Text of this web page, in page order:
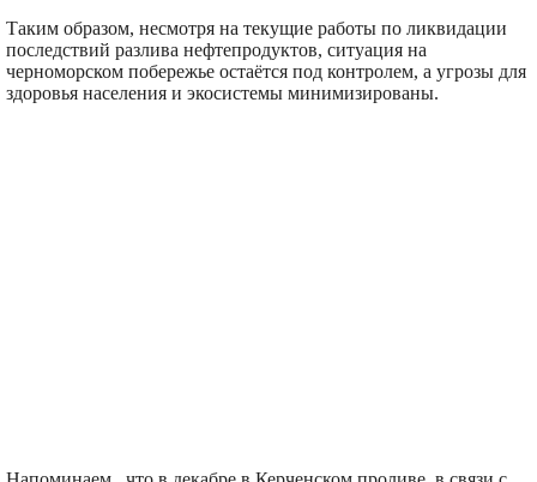
Таким образом, несмотря на текущие работы по ликвидации
последствий разлива нефтепродуктов, ситуация на
черноморском побережье остаётся под контролем, а угрозы для
здоровья населения и экосистемы минимизированы.